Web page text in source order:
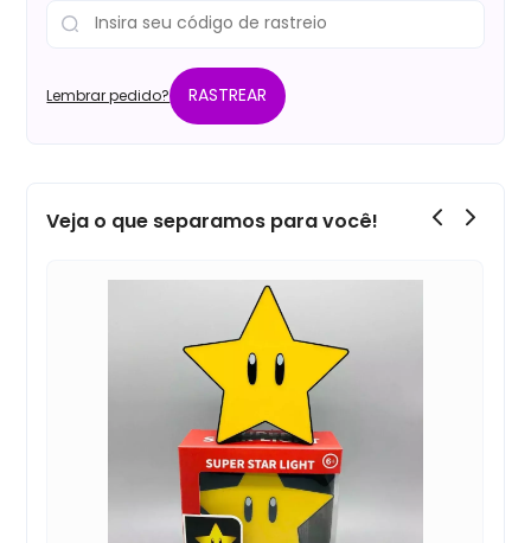
Lembrar pedido? RASTREAR
Veja o que separamos para você!